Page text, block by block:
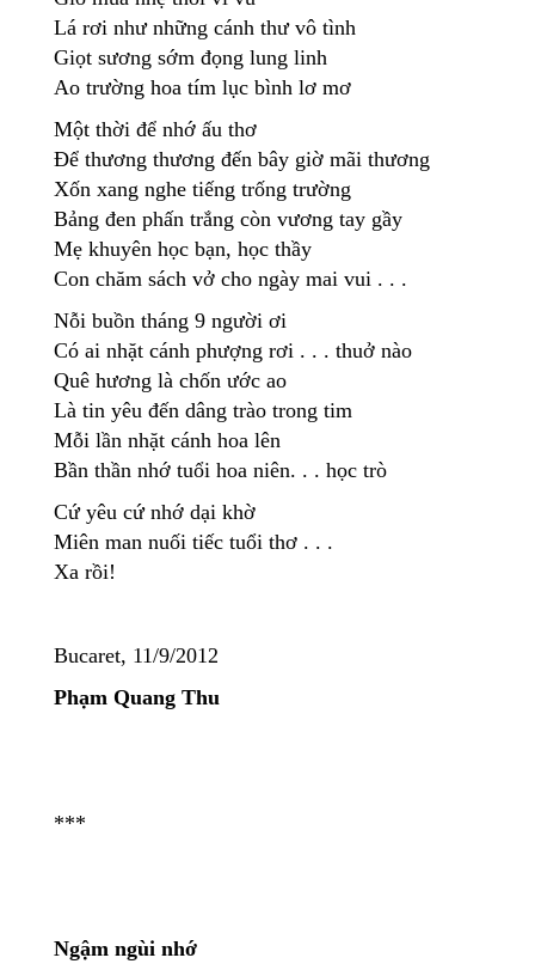
Lá rơi như những cánh thư vô tình
Giọt sương sớm đọng lung linh
Ao trường hoa tím lục bình lơ mơ
Một thời để nhớ ấu thơ
Để thương thương đến bây giờ mãi thương
Xốn xang nghe tiếng trống trường
Bảng đen phấn trắng còn vương tay gầy
Mẹ khuyên học bạn, học thầy
Con chăm sách vở cho ngày mai vui . . .
Nỗi buồn tháng 9 người ơi
Có ai nhặt cánh phượng rơi . . . thuở nào
Quê hương là chốn ước ao
Là tin yêu đến dâng trào trong tim
Mỗi lần nhặt cánh hoa lên
Bần thần nhớ tuổi hoa niên. . . học trò
Cứ yêu cứ nhớ dại khờ
Miên man nuối tiếc tuổi thơ . . .
Xa rồi!
Bucaret, 11/9/2012
Phạm Quang Thu
***
Ngậm ngùi nhớ